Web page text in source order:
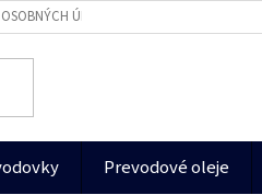
ÚDAJOV
Prevodové oleje